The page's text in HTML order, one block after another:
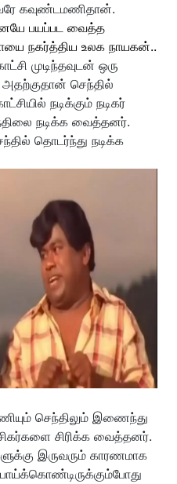
கவுண்டமணிதான்.
பயப்பட வைத்த
நகர்த்திய உலக நாயகன்..
முடிந்தவுடன் ஒரு
செந்தில்
நடிக்கும் நடிகர்
நடிக்க வைத்தனர்.
தொடர்ந்து நடிக்க
செந்திலும் இணைந்து
சிரிக்க வைத்தனர்.
இருவரும் காரணமாக
போய்க்கொண்டிருக்கும்போது